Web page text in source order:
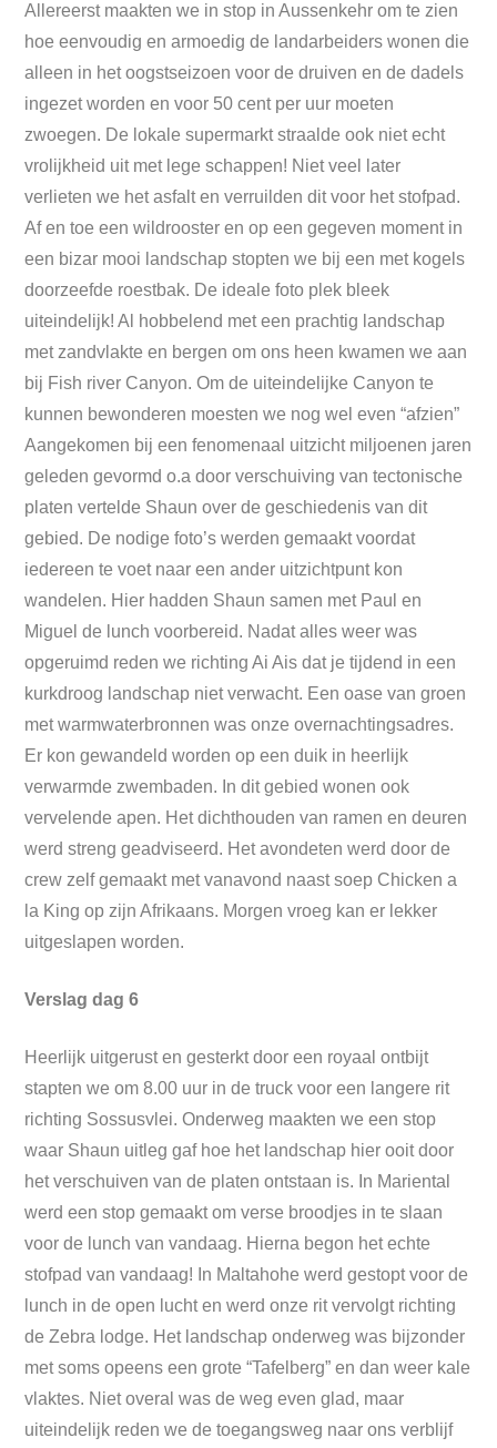
Allereerst maakten we in stop in Aussenkehr om te zien
hoe eenvoudig en armoedig de landarbeiders wonen die
alleen in het oogstseizoen voor de druiven en de dadels
ingezet worden en voor 50 cent per uur moeten
zwoegen. De lokale supermarkt straalde ook niet echt
vrolijkheid uit met lege schappen! Niet veel later
verlieten we het asfalt en verruilden dit voor het stofpad.
Af en toe een wildrooster en op een gegeven moment in
een bizar mooi landschap stopten we bij een met kogels
doorzeefde roestbak. De ideale foto plek bleek
uiteindelijk! Al hobbelend met een prachtig landschap
met zandvlakte en bergen om ons heen kwamen we aan
bij Fish river Canyon. Om de uiteindelijke Canyon te
kunnen bewonderen moesten we nog wel even “afzien”
Aangekomen bij een fenomenaal uitzicht miljoenen jaren
geleden gevormd o.a door verschuiving van tectonische
platen vertelde Shaun over de geschiedenis van dit
gebied. De nodige foto’s werden gemaakt voordat
iedereen te voet naar een ander uitzichtpunt kon
wandelen. Hier hadden Shaun samen met Paul en
Miguel de lunch voorbereid. Nadat alles weer was
opgeruimd reden we richting Ai Ais dat je tijdend in een
kurkdroog landschap niet verwacht. Een oase van groen
met warmwaterbronnen was onze overnachtingsadres.
Er kon gewandeld worden op een duik in heerlijk
verwarmde zwembaden. In dit gebied wonen ook
vervelende apen. Het dichthouden van ramen en deuren
werd streng geadviseerd. Het avondeten werd door de
crew zelf gemaakt met vanavond naast soep Chicken a
la King op zijn Afrikaans. Morgen vroeg kan er lekker
uitgeslapen worden.
Verslag dag 6
Heerlijk uitgerust en gesterkt door een royaal ontbijt
stapten we om 8.00 uur in de truck voor een langere rit
richting Sossusvlei. Onderweg maakten we een stop
waar Shaun uitleg gaf hoe het landschap hier ooit door
het verschuiven van de platen ontstaan is. In Mariental
werd een stop gemaakt om verse broodjes in te slaan
voor de lunch van vandaag. Hierna begon het echte
stofpad van vandaag! In Maltahohe werd gestopt voor de
lunch in de open lucht en werd onze rit vervolgt richting
de Zebra lodge. Het landschap onderweg was bijzonder
met soms opeens een grote “Tafelberg” en dan weer kale
vlaktes. Niet overal was de weg even glad, maar
uiteindelijk reden we de toegangsweg naar ons verblijf